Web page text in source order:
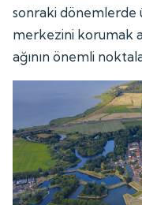
sonraki dönemlerde
merkezini korumak
ağının önemli